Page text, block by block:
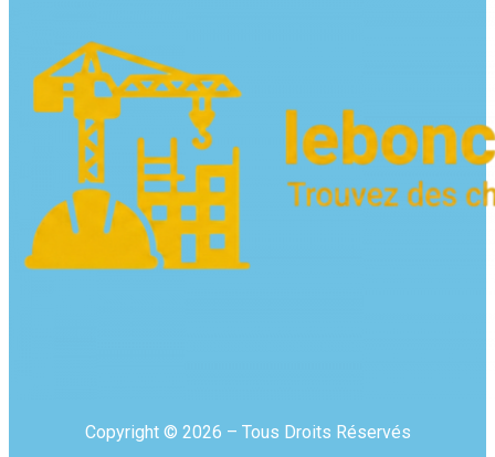
Copyright © 2026 – Tous Droits Réservés